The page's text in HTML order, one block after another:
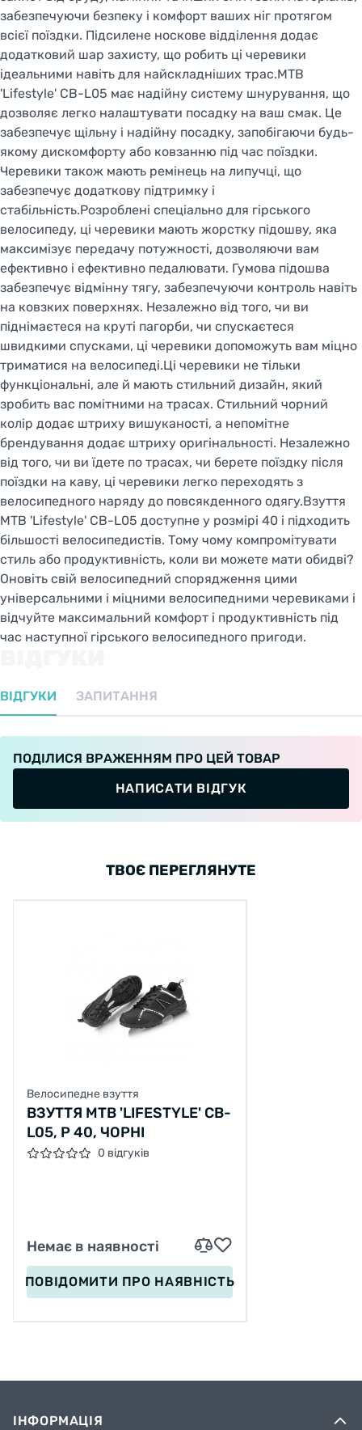
забезпечуючи безпеку і комфорт ваших ніг протягом
всієї поїздки. Підсилене носкове відділення додає
додатковий шар захисту, що робить ці черевики
ідеальними навіть для найскладніших трас.MTB
'Lifestyle' CB-L05 має надійну систему шнурування, що
дозволяє легко налаштувати посадку на ваш смак. Це
забезпечує щільну і надійну посадку, запобігаючи будь-
якому дискомфорту або ковзанню під час поїздки.
Черевики також мають ремінець на липучці, що
забезпечує додаткову підтримку і
стабільність.Розроблені спеціально для гірського
велосипеду, ці черевики мають жорстку підошву, яка
максимізує передачу потужності, дозволяючи вам
ефективно і ефективно педалювати. Гумова підошва
забезпечує відмінну тягу, забезпечуючи контроль навіть
на ковзких поверхнях. Незалежно від того, чи ви
піднімаєтеся на круті пагорби, чи спускаєтеся
швидкими спусками, ці черевики допоможуть вам міцно
триматися на велосипеді.Ці черевики не тільки
функціональні, але й мають стильний дизайн, який
зробить вас помітними на трасах. Стильний чорний
колір додає штриху вишуканості, а непомітне
брендування додає штриху оригінальності. Незалежно
від того, чи ви їдете по трасах, чи берете поїздку після
поїздки на каву, ці черевики легко переходять з
велосипедного наряду до повсякденного одягу.Взуття
MTB 'Lifestyle' CB-L05 доступне у розмірі 40 і підходить
більшості велосипедистів. Тому чому компромітувати
стиль або продуктивність, коли ви можете мати обидві?
Оновіть свій велосипедний спорядження цими
універсальними і міцними велосипедними черевиками і
відчуйте максимальний комфорт і продуктивність під
час наступної гірського велосипедного пригоди.
ВІДГУКИ ЗАПИТАННЯ
ПОДІЛИСЯ ВРАЖЕННЯМ ПРО ЦЕЙ ТОВАР
НАПИСАТИ ВІДГУК
ТВОЄ ПЕРЕГЛЯНУТЕ
Велосипедне взуття
ВЗУТТЯ MTB 'LIFESTYLE' CB-
L05, Р 40, ЧОРНІ
0 відгуків
Немає в наявності
ПОВІДОМИТИ ПРО НАЯВНІСТЬ
ІНФОРМАЦІЯ